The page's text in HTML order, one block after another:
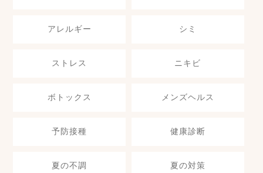
アレルギー シミ
ストレス ニキビ
ボトックス メンズヘルス
予防接種 健康診断
夏の不調 夏の対策